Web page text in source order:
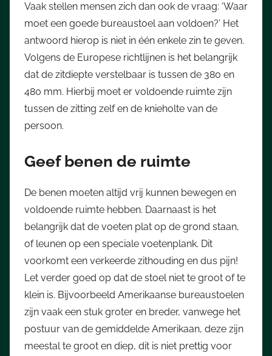
Vaak stellen mensen zich dan ook de vraag: ‘Waar
moet een goede bureaustoel aan voldoen?’ Het
antwoord hierop is niet in één enkele zin te geven.
Volgens de Europese richtlijnen is het belangrijk
dat de zitdiepte verstelbaar is tussen de 380 en
480 mm. Hierbij moet er voldoende ruimte zijn
tussen de zitting zelf en de knieholte van de
persoon.
Geef benen de ruimte
De benen moeten altijd vrij kunnen bewegen en
voldoende ruimte hebben. Daarnaast is het
belangrijk dat de voeten plat op de grond staan,
of leunen op een speciale voetenplank. Dit
voorkomt een verkeerde zithouding en dus pijn!
Let verder goed op dat de stoel niet te groot of te
klein is. Bijvoorbeeld Amerikaanse bureaustoelen
zijn vaak een stuk groter en breder, vanwege het
postuur van de gemiddelde Amerikaan, deze zijn
meestal te groot en diep, dit is niet prettig voor